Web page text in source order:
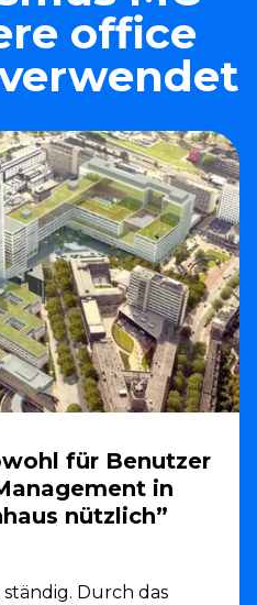
office
für Benutzer
in
nützlich”
Durch das